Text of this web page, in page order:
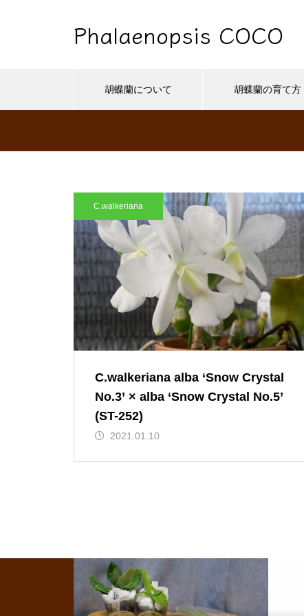
Phalaenopsis COCO
胡蝶蘭について 胡蝶蘭の育て方
C.walkeriana
C.walkeriana alba ‘Snow Crystal
No.3’ × alba ‘Snow Crystal No.5’
(ST-252)
2021.01.10